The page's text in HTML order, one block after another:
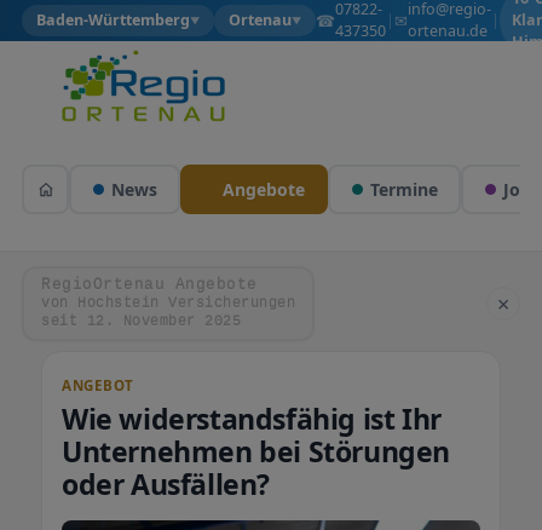
Baden-Württemberg▼ Ortenau▼ ☎07822-
437350
| ✉info@regio-
ortenau.de
|
News Angebote Termine Jobs
RegioOrtenau Angebote
von Hochstein Versicherungen
seit 12. November 2025
×
ANGEBOT
Wie widerstandsfähig ist Ihr
Unternehmen bei Störungen
oder Ausfällen?